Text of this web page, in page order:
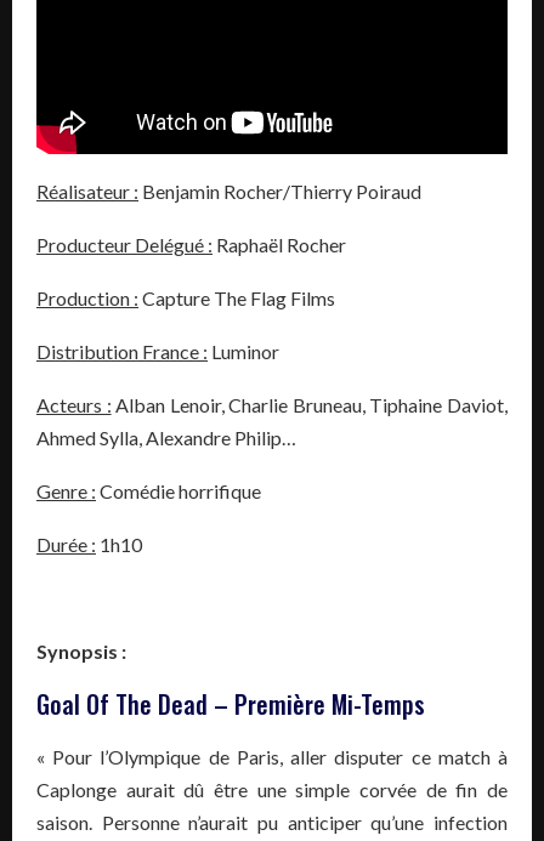
Réalisateur : Benjamin Rocher/Thierry Poiraud
Producteur Delégué : Raphaël Rocher
Production : Capture The Flag Films
Distribution France : Luminor
Acteurs : Alban Lenoir, Charlie Bruneau, Tiphaine Daviot,
Ahmed Sylla, Alexandre Philip…
Genre : Comédie horrifique
Durée : 1h10
Synopsis :
Goal Of The Dead – Première Mi-Temps
« Pour l’Olympique de Paris, aller disputer ce match à
Caplonge aurait dû être une simple corvée de fin de
saison. Personne n’aurait pu anticiper qu’une infection